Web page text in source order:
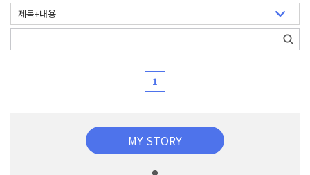
1
MY STORY